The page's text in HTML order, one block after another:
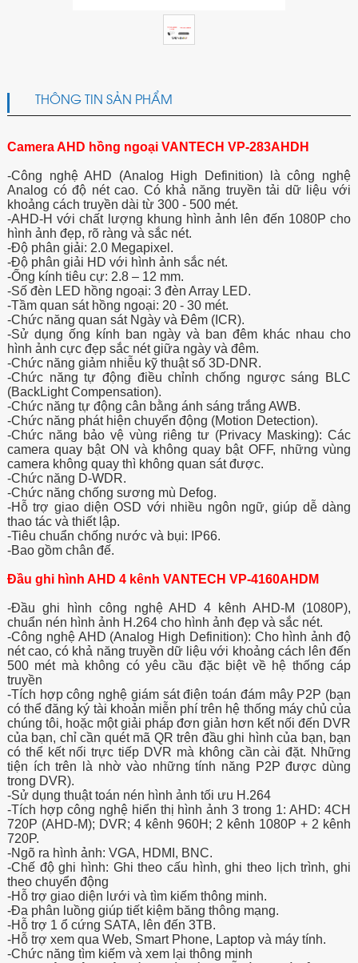
THÔNG TIN SẢN PHẨM
Camera AHD hồng ngoại VANTECH VP-283AHDH
-Công nghệ AHD (Analog High Definition) là công nghệ
Analog có độ nét cao. Có khả năng truyền tải dữ liệu với
khoảng cách truyền dài từ 300 - 500 mét.
-AHD-H với chất lượng khung hình ảnh lên đến 1080P cho
hình ảnh đẹp, rõ ràng và sắc nét.
-Độ phân giải: 2.0 Megapixel.
-Độ phân giải HD với hình ảnh sắc nét.
-Ống kính tiêu cự: 2.8 – 12 mm.
-Số đèn LED hồng ngoại: 3 đèn Array LED.
-Tầm quan sát hồng ngoại: 20 - 30 mét.
-Chức năng quan sát Ngày và Đêm (ICR).
-Sử dụng ống kính ban ngày và ban đêm khác nhau cho
hình ảnh cực đẹp sắc nét giữa ngày và đêm.
-Chức năng giảm nhiễu kỹ thuật số 3D-DNR.
-Chức năng tự động điều chỉnh chống ngược sáng BLC
(BackLight Compensation).
-Chức năng tự động cân bằng ánh sáng trắng AWB.
-Chức năng phát hiện chuyển động (Motion Detection).
-Chức năng bảo vệ vùng riêng tư (Privacy Masking): Các
camera quay bật ON và không quay bật OFF, những vùng
camera không quay thì không quan sát được.
-Chức năng D-WDR.
-Chức năng chống sương mù Defog.
-Hỗ trợ giao diện OSD với nhiều ngôn ngữ, giúp dễ dàng
thao tác và thiết lập.
-Tiêu chuẩn chống nước và bụi: IP66.
-Bao gồm chân đế.
Đầu ghi hình AHD 4 kênh VANTECH VP-4160AHDM
-Đầu ghi hình công nghệ AHD 4 kênh AHD-M (1080P),
chuẩn nén hình ảnh H.264 cho hình ảnh đẹp và sắc nét.
-Công nghệ AHD (Analog High Definition): Cho hình ảnh độ
nét cao, có khả năng truyền dữ liệu với khoảng cách lên đến
500 mét mà không có yêu cầu đặc biệt về hệ thống cáp
truyền
-Tích hợp công nghệ giám sát điện toán đám mây P2P (bạn
có thể đăng ký tài khoản miễn phí trên hệ thống máy chủ của
chúng tôi, hoặc một giải pháp đơn giản hơn kết nối đến DVR
của bạn, chỉ cần quét mã QR trên đầu ghi hình của bạn, bạn
có thể kết nối trực tiếp DVR mà không cần cài đặt. Những
tiện ích trên là nhờ vào những tính năng P2P được dùng
trong DVR).
-Sử dụng thuật toán nén hình ảnh tối ưu H.264
-Tích hợp công nghệ hiển thị hình ảnh 3 trong 1: AHD: 4CH
720P (AHD-M); DVR; 4 kênh 960H; 2 kênh 1080P + 2 kênh
720P.
-Ngõ ra hình ảnh: VGA, HDMI, BNC.
-Chế độ ghi hình: Ghi theo cấu hình, ghi theo lịch trình, ghi
theo chuyển động
-Hỗ trợ giao diện lưới và tìm kiếm thông minh.
-Đa phân luồng giúp tiết kiệm băng thông mạng.
-Hỗ trợ 1 ổ cứng SATA, lên đến 3TB.
-Hỗ trợ xem qua Web, Smart Phone, Laptop và máy tính.
-Chức năng tìm kiếm và xem lại thông minh